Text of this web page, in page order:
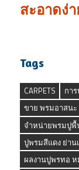
สะอาดง่า
Tags
CARPETS กา
ขาย พรมอาสนะ
จำหน่ายพรมปูพื้
ปูพรมสีแดง ย่าน
ผลงานปูพรทอ